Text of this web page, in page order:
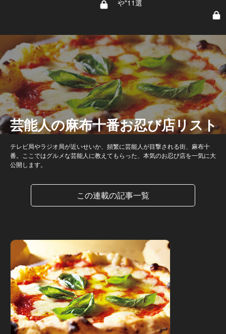
や"11選
芸能人の麻布十番お忍び店リスト
テレビ局やラジオ局が近いせいか、頻繁に芸能人が目撃される街、麻布十
番。ここではグルメな芸能人に教えてもらった、本気のお忍び店を一気に大
公開します。
この連載の記事一覧